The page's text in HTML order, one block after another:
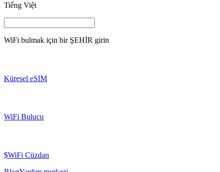
Tiếng Việt
WiFi bulmak için bir ŞEHİR girin
Küresel eSIM
WiFi Bulucu
$WiFi Cüzdan